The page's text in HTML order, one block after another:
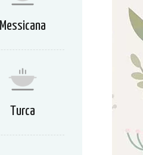
Messicana
Turca